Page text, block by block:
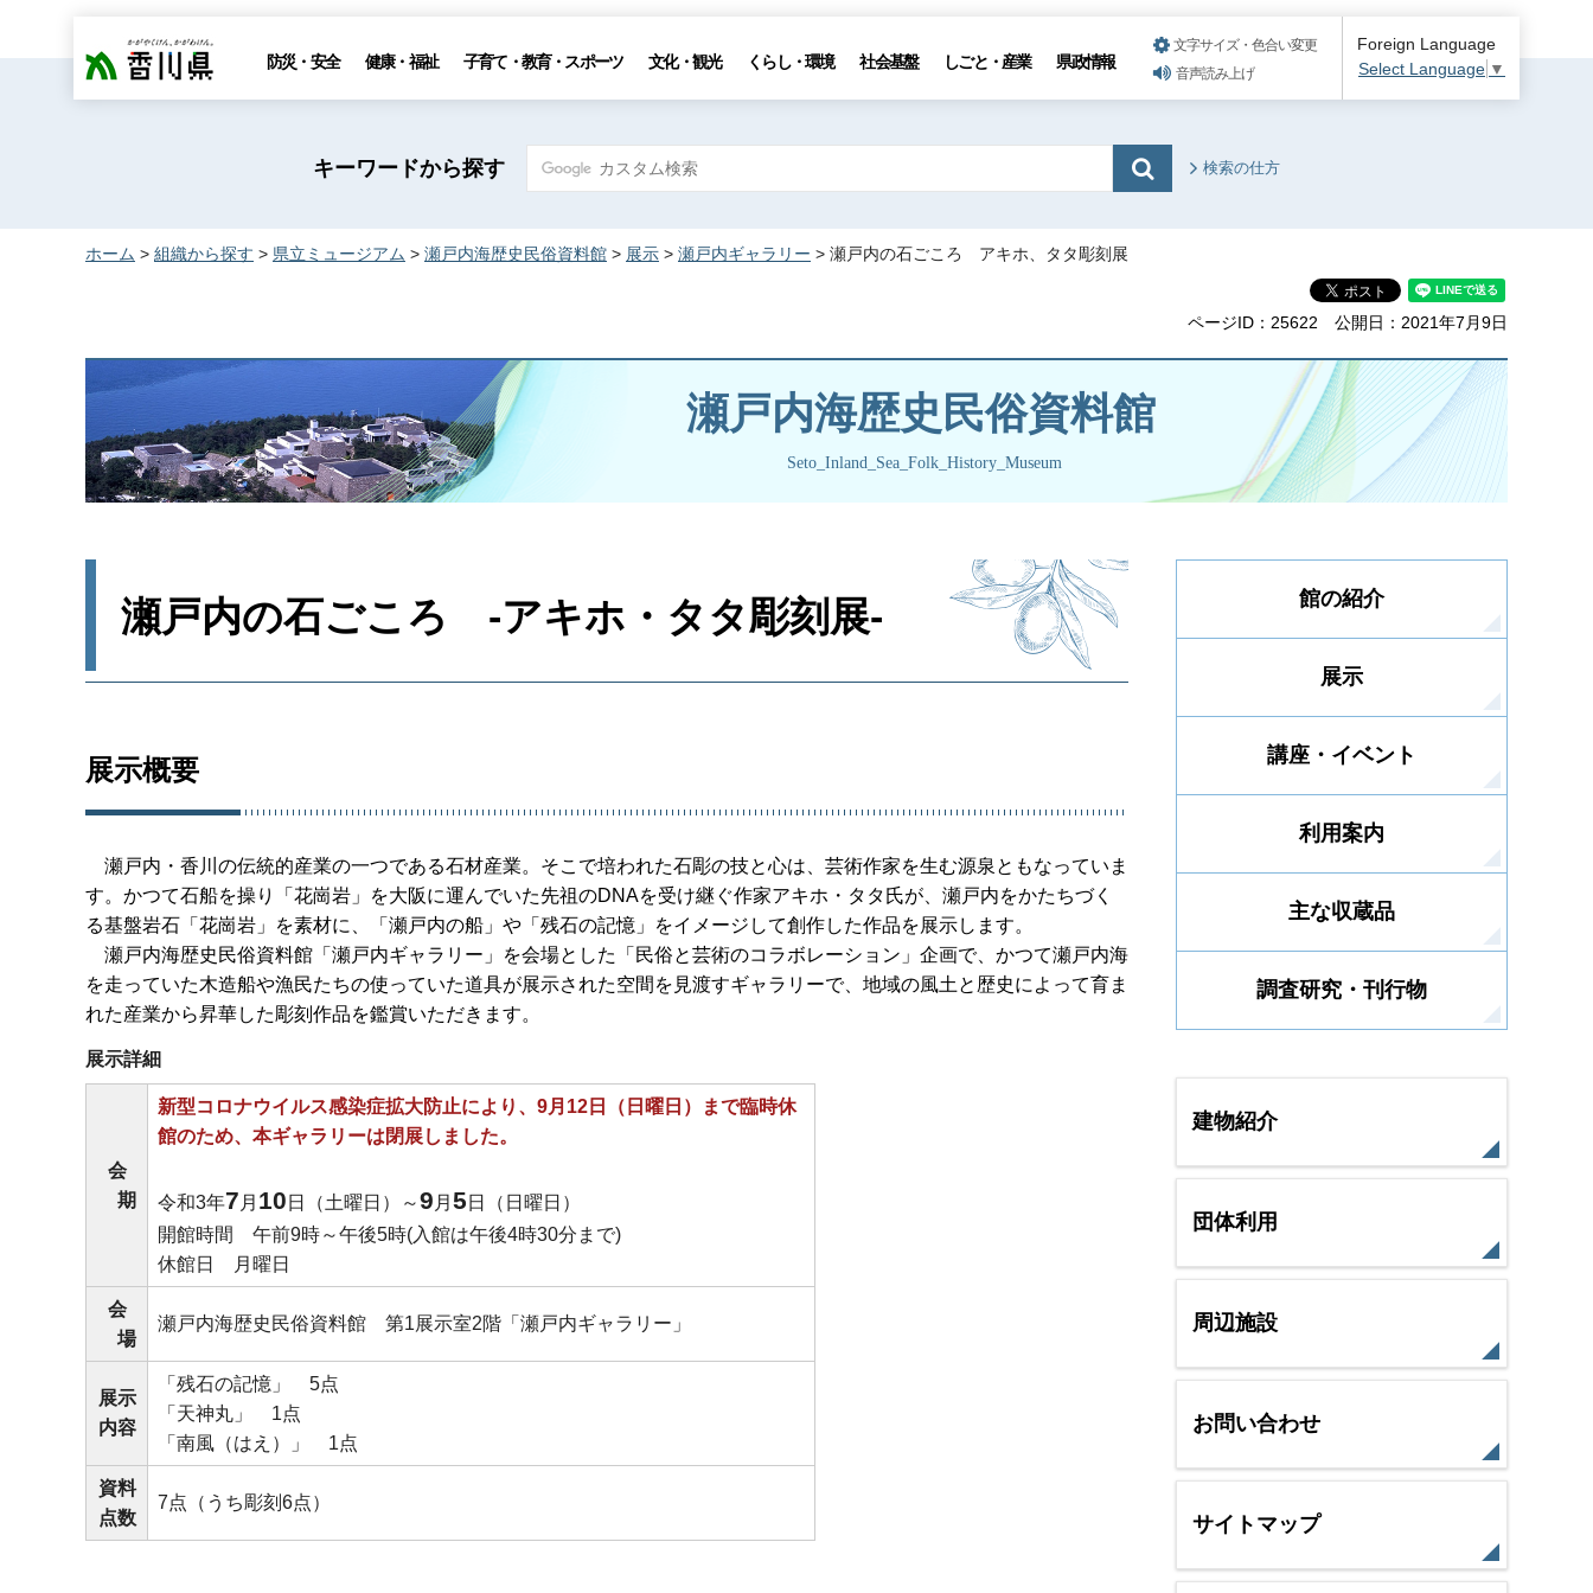
香川県 防災・安全 健康・福祉 子育て・教育・スポーツ 文化・観光 くらし・環境 社会基盤 しごと・産業 県政情報
文字サイズ・色合い変更
音声読み上げ
Foreign Language
Select Language ▼
キーワードから探す 検索の仕方
ホーム > 組織から探す > 県立ミュージアム > 瀬戸内海歴史民俗資料館 > 展示 > 瀬戸内ギャラリー > 瀬戸内の石ごころ アキホ、タタ彫刻展
ページID：25622 公開日：2021年7月9日
瀬戸内海歴史民俗資料館
Seto_Inland_Sea_Folk_History_Museum
瀬戸内の石ごころ -アキホ・タタ彫刻展-
展示概要
瀬戸内・香川の伝統的産業の一つである石材産業。そこで培われた石彫の技と心は、芸術作家を生む源泉ともなっていま
す。かつて石船を操り「花崗岩」を大阪に運んでいた先祖のDNAを受け継ぐ作家アキホ・タタ氏が、瀬戸内をかたちづく
る基盤岩石「花崗岩」を素材に、「瀬戸内の船」や「残石の記憶」をイメージして創作した作品を展示します。
瀬戸内海歴史民俗資料館「瀬戸内ギャラリー」を会場とした「民俗と芸術のコラボレーション」企画で、かつて瀬戸内海
を走っていた木造船や漁民たちの使っていた道具が展示された空間を見渡すギャラリーで、地域の風土と歴史によって育ま
れた産業から昇華した彫刻作品を鑑賞いただきます。
展示詳細
会
期
新型コロナウイルス感染症拡大防止により、9月12日（日曜日）まで臨時休
館のため、本ギャラリーは閉展しました。
令和3年7 月 10 日（土曜日）～9 月 5 日（日曜日）
開館時間
午前9時～午後5時(入館は午後4時30分まで)
休館日
月 曜日
会
場
瀬戸内海歴史民俗資料館 第1展示室2階「瀬戸内ギャラリー」
展示
内容
「残石の記憶」 5点
「天神丸」
1点
「南風（はえ）」
1点
資料
点数
7点（うち彫刻6点）
館の紹介
展示
講座・イベント
利用案内
主な収蔵品
調査研究・刊行物
建物紹介
団体利用
周辺施設
お問い合わせ
サイトマップ